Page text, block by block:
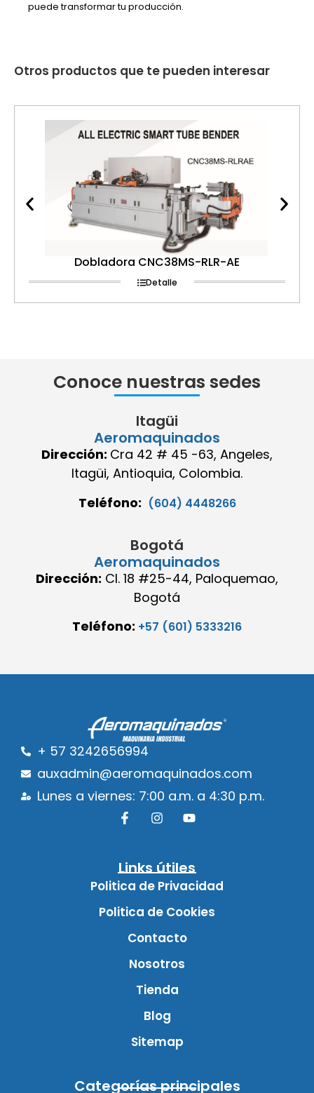
puede transformar tu producción.
Otros productos que te pueden interesar
Dobladora CNC38MS-RLR-AE
Detalle
Conoce nuestras sedes
Itagüi
Aeromaquinados
Dirección: Cra 42 # 45 -63, Angeles,
Itagüi, Antioquia, Colombia.
Teléfono: (604) 4448266
Bogotá
Aeromaquinados
Dirección: Cl. 18 #25-44, Paloquemao,
Bogotá
Teléfono: +57 (601) 5333216
+ 57 3242656994
auxadmin@aeromaquinados.com
Lunes a viernes: 7:00 a.m. a 4:30 p.m.
Links útiles
Politica de Privacidad
Politica de Cookies
Contacto
Nosotros
Tienda
Blog
Sitemap
Categorías principales